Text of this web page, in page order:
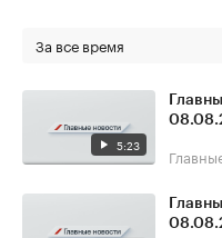
За все время
5:23